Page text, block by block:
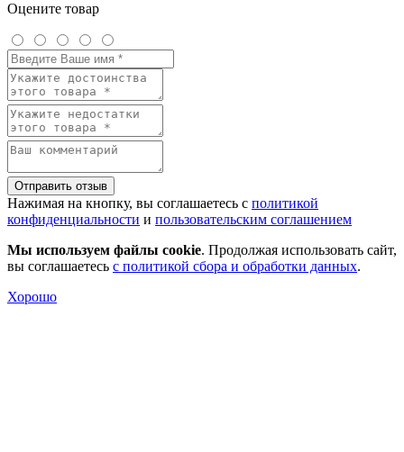
Оцените товар
Отправить отзыв
Нажимая на кнопку, вы соглашаетесь с политикой
конфиденциальности и пользовательским соглашением
Мы используем файлы cookie. Продолжая использовать сайт,
вы соглашаетесь с политикой сбора и обработки данных.
Хорошо